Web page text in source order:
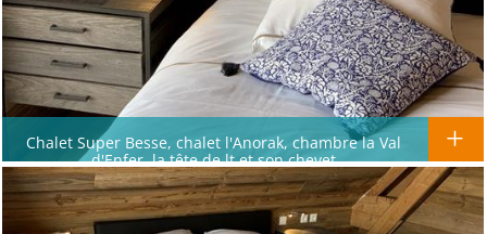
Chalet Super Besse, chalet l'Anorak, chambre la Val
d'Enfer, la tête de lt et son chevet